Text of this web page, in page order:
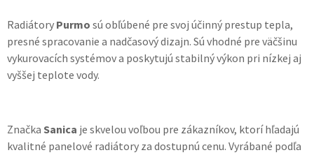
Radiátory Purmo sú obľúbené pre svoj účinný prestup tepla,
presné spracovanie a nadčasový dizajn. Sú vhodné pre väčšinu
vykurovacích systémov a poskytujú stabilný výkon pri nízkej aj
vyššej teplote vody.
Značka Sanica je skvelou voľbou pre zákazníkov, ktorí hľadajú
kvalitné panelové radiátory za dostupnú cenu. Vyrábané podľa